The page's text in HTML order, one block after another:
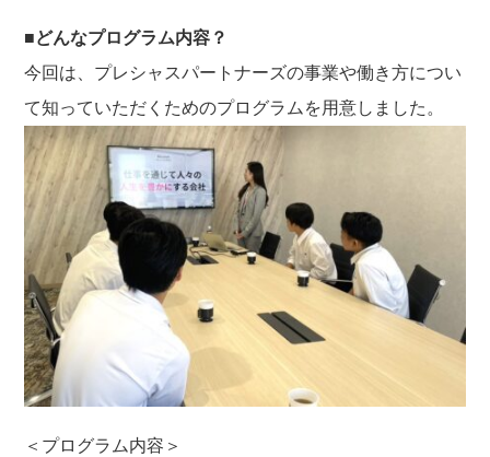
■どんなプログラム内容？
今回は、プレシャスパートナーズの事業や働き方につい
て知っていただくためのプログラムを用意しました。
＜プログラム内容＞